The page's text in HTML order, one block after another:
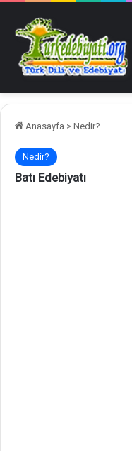
Anasayfa > Nedir?
Nedir?
Batı Edebiyatı